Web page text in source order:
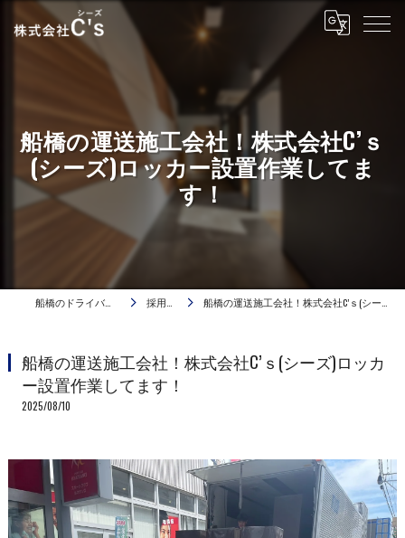
船橋の運送施工会社！株式会社C’ｓ
(シーズ)ロッカー設置作業してま
す！
船橋のドライバーは株式会社C's 採用ブログ 船橋の運送施工会社！株式会社C’ｓ(シーズ)ロッカー設置作業してます！
船橋の運送施工会社！株式会社C’ｓ(シーズ)ロッカ
ー設置作業してます！
2025/08/10